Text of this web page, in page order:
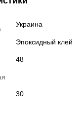
Украина
Эпоксидный клей
48
30